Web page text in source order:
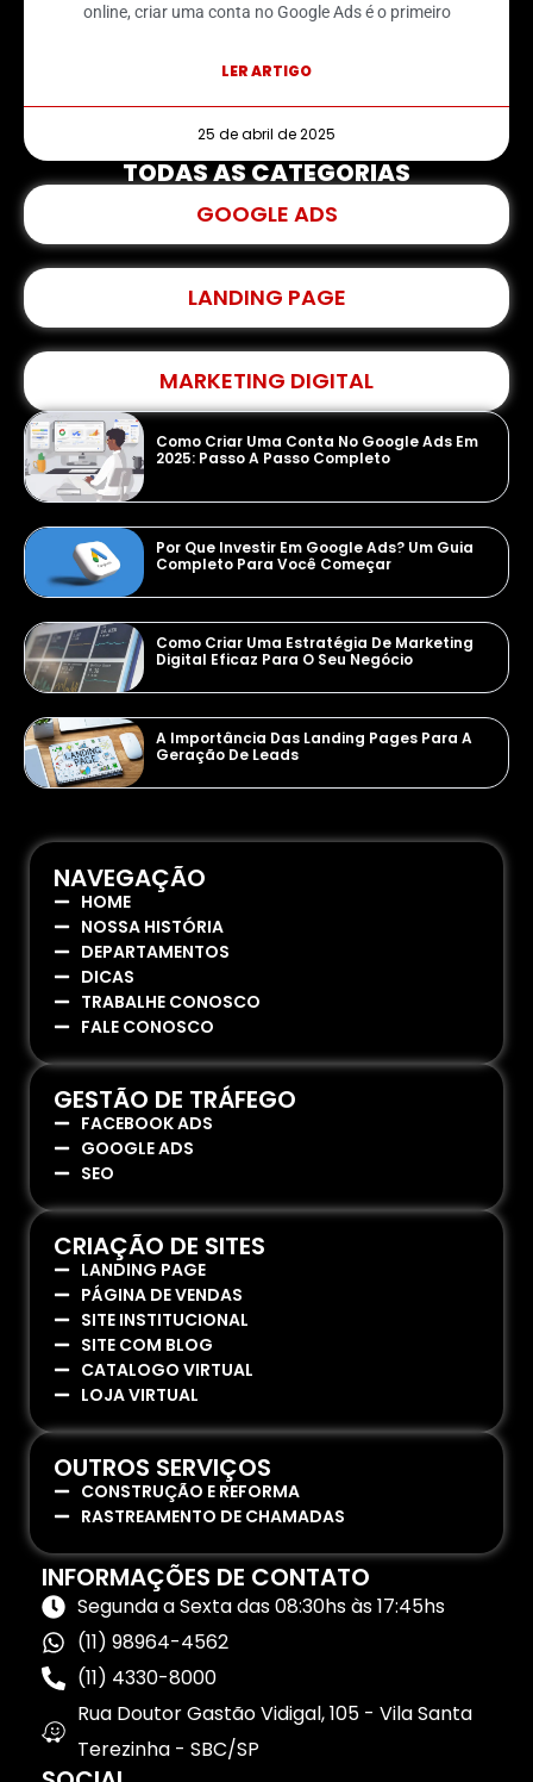
online, criar uma conta no Google Ads é o primeiro
LER ARTIGO
25 de abril de 2025
TODAS AS CATEGORIAS
GOOGLE ADS
LANDING PAGE
MARKETING DIGITAL
Como Criar Uma Conta No Google Ads Em
2025: Passo A Passo Completo
Por Que Investir Em Google Ads? Um Guia
Completo Para Você Começar
Como Criar Uma Estratégia De Marketing
Digital Eficaz Para O Seu Negócio
A Importância Das Landing Pages Para A
Geração De Leads
NAVEGAÇÃO
HOME
NOSSA HISTÓRIA
DEPARTAMENTOS
DICAS
TRABALHE CONOSCO
FALE CONOSCO
GESTÃO DE TRÁFEGO
FACEBOOK ADS
GOOGLE ADS
SEO
CRIAÇÃO DE SITES
LANDING PAGE
PÁGINA DE VENDAS
SITE INSTITUCIONAL
SITE COM BLOG
CATALOGO VIRTUAL
LOJA VIRTUAL
OUTROS SERVIÇOS
CONSTRUÇÃO E REFORMA
RASTREAMENTO DE CHAMADAS
INFORMAÇÕES DE CONTATO
Segunda a Sexta das 08:30hs às 17:45hs
(11) 98964-4562
(11) 4330-8000
Rua Doutor Gastão Vidigal, 105 - Vila Santa
Terezinha - SBC/SP